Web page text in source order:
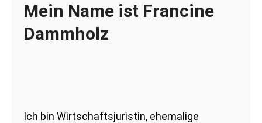
Mein Name ist Francine
Dammholz
Ich bin Wirtschaftsjuristin, ehemalige